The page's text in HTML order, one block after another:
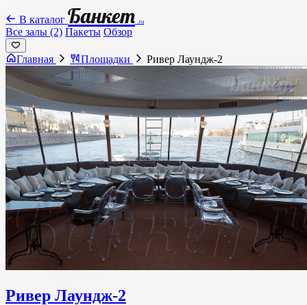
В каталог Банкет .ru
Все залы (2) Пакеты Обзор
Главная Площадки Ривер Лаундж-2
Ривер Лаундж-2